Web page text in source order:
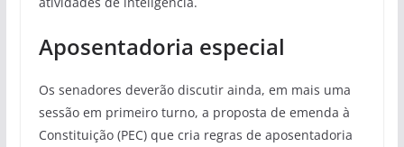
Aposentadoria especial
Os senadores deverão discutir ainda, em mais uma
sessão em primeiro turno, a proposta de emenda à
Constituição (PEC) que cria regras de aposentadoria